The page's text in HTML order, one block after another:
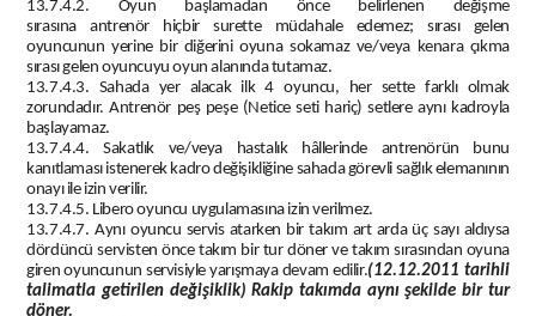
13.7.4.2. Oyun başlamadan önce belirlenen değişme
sırasınaantrenör hiçbir surette müdahale edemez; sırası gelen
oyuncunun yerine bir diğerini oyuna sokamaz ve/veya kenara çıkma
sırası gelen oyuncuyu oyun alanında tutamaz.
13.7.4.3. Sahada yer alacak ilk 4 oyuncu, her sette farklı olmak
zorundadır. Antrenör peş peşe (Netice seti hariç) setlere aynı kadroyla
başlayamaz.
13.7.4.4. Sakatlık ve/veya hastalık hâllerinde antrenörün bunu
kanıtlaması istenerek kadro değişikliğine sahada görevli sağlık elemanının
onayı ile izin verilir.
13.7.4.5. Libero oyuncu uygulamasına izin verilmez.
13.7.4.7. Aynı oyuncu servis atarken bir takım art arda üç sayı aldıysa
dördüncü servisten önce takım bir tur döner ve takım sırasından oyuna
giren oyuncunun servisiyle yarışmaya devam edilir.(12.12.2011 tarihli
talimatla getirilen değişiklik) Rakip takımda aynı şekilde bir tur
döner.